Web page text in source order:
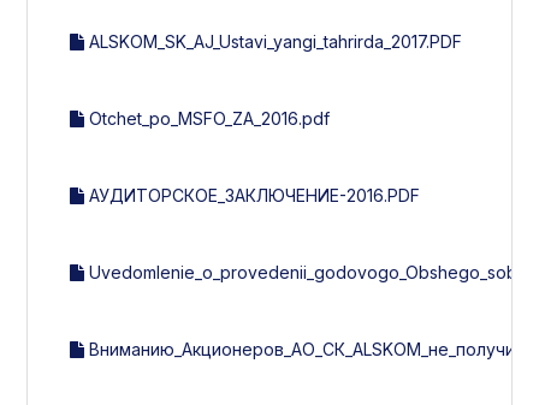
ALSKOM_SK_AJ_Ustavi_yangi_tahrirda_2017.PDF
Otchet_po_MSFO_ZA_2016.pdf
АУДИТОРСКОЕ_ЗАКЛЮЧЕНИЕ-2016.PDF